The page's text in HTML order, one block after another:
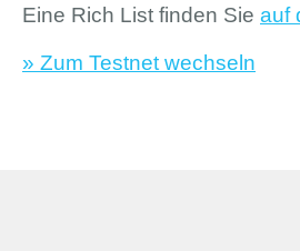
Eine Rich List finden Sie auf
» Zum Testnet wechseln